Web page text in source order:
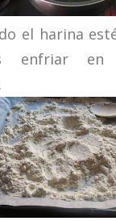
el harina
enfriar